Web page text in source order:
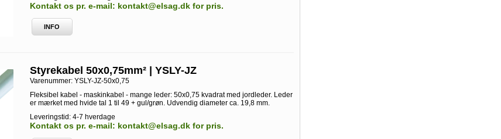
Kontakt os pr. e-mail: kontakt@elsag.dk for pris.
INFO
Styrekabel 50x0,75mm² | YSLY-JZ
Varenummer: YSLY-JZ-50x0,75
Fleksibel kabel - maskinkabel - mange leder: 50x0,75 kvadrat med jordleder. Leder
er mærket med hvide tal 1 til 49 + gul/grøn. Udvendig diameter ca. 19,8 mm.
Leveringstid: 4-7 hverdage
Kontakt os pr. e-mail: kontakt@elsag.dk for pris.